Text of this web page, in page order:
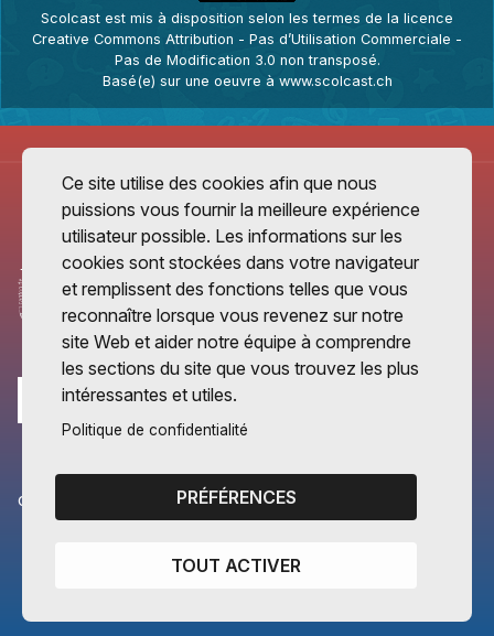
Scolcast est mis à disposition selon les termes de la licence
Creative Commons Attribution - Pas d’Utilisation Commerciale -
Pas de Modification 3.0 non transposé.
Basé(e) sur une oeuvre à www.scolcast.ch
CANTONS PARTENAIRES
Vaud
Ce site utilise des cookies afin que nous
puissions vous fournir la meilleure expérience
utilisateur possible. Les informations sur les
cookies sont stockées dans votre navigateur
et remplissent des fonctions telles que vous
reconnaître lorsque vous revenez sur notre
site Web et aider notre équipe à comprendre
les sections du site que vous trouvez les plus
intéressantes et utiles.
Politique de confidentialité
PRÉFÉRENCES
TOUT ACTIVER